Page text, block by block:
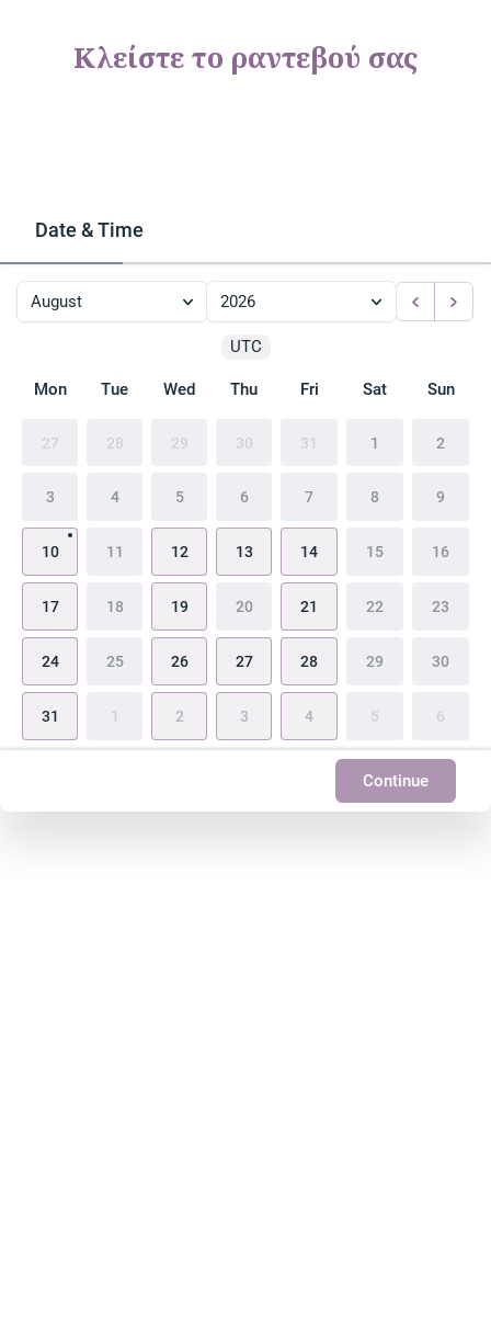
Κλείστε το ραντεβού σας
Date & Time
August 2026
UTC
Mon Tue Wed Thu Fri Sat Sun
27 28 29 30 31 1 2
3 4 5 6 7 8 9
10 11 12 13 14 15 16
17 18 19 20 21 22 23
24 25 26 27 28 29 30
31 1 2 3 4 5 6
Continue